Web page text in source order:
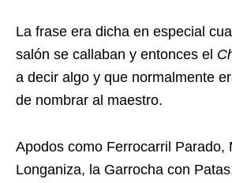
La frase era dicha en especial
salón se callaban y entonces el
a decir algo y que normalmente
de nombrar al maestro.
Apodos como Ferrocarril Parado,
Longaniza, la Garrocha con